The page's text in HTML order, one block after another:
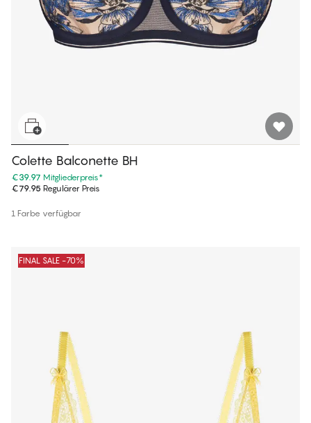
Colette Balconette BH
€39.97 Mitgliederpreis*
€79.95 Regulärer Preis
1 Farbe verfügbar
FINAL SALE -70%